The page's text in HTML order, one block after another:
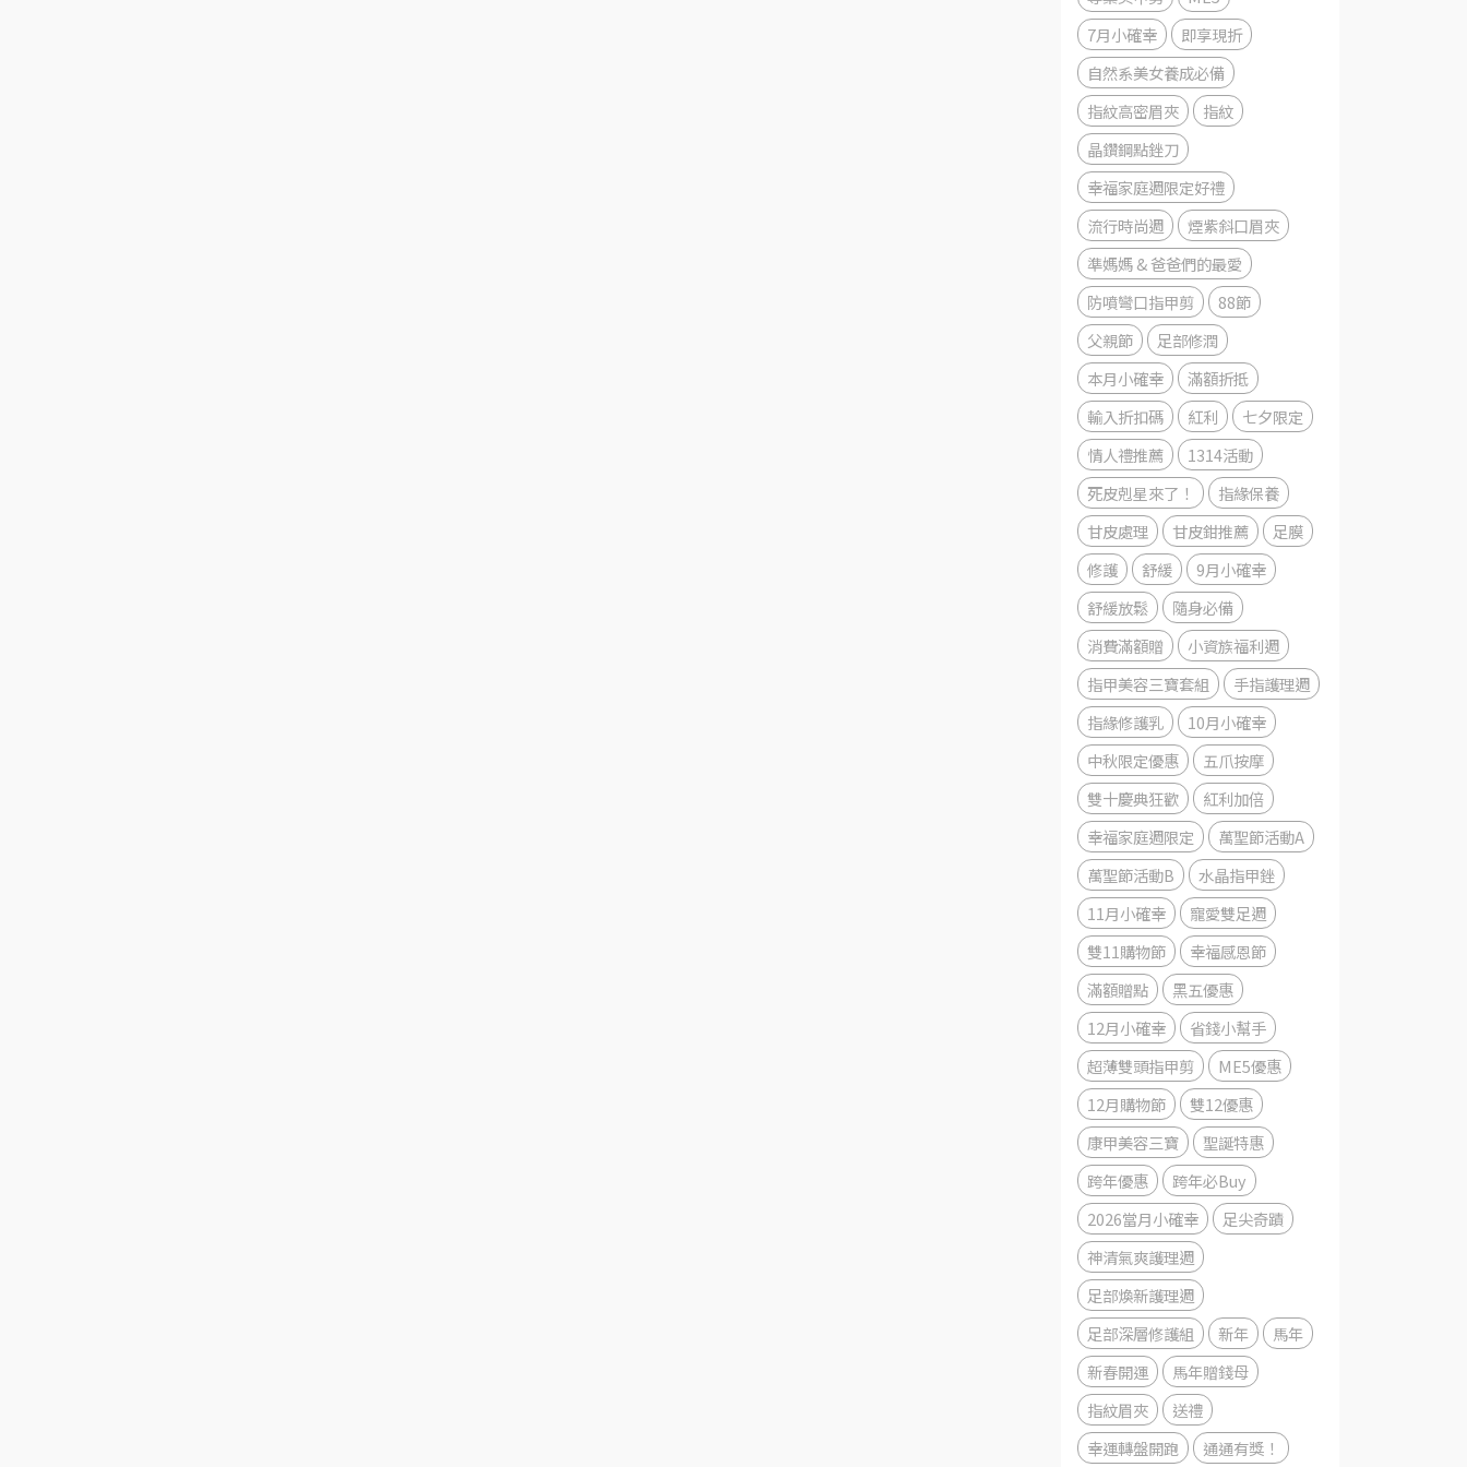
7月小確幸
即享現折
自然系美女養成必備
指紋高密眉夾
指紋
晶鑽鋼點銼刀
幸福家庭週限定好禮
流行時尚週
煙紫斜口眉夾
準媽媽 & 爸爸們的最愛
防噴彎口指甲剪
88節
父親節
足部修潤
本月小確幸
滿額折抵
輸入折扣碼
紅利
七夕限定
情人禮推薦
1314活動
死皮剋星來了！
指緣保養
甘皮處理
甘皮鉗推薦
足膜
修護
舒緩
9月小確幸
舒緩放鬆
隨身必備
消費滿額贈
小資族福利週
指甲美容三寶套組
手指護理週
指緣修護乳
10月小確幸
中秋限定優惠
五爪按摩
雙十慶典狂歡
紅利加倍
幸福家庭週限定
萬聖節活動A
萬聖節活動B
水晶指甲銼
11月小確幸
寵愛雙足週
雙11購物節
幸福感恩節
滿額贈點
黑五優惠
12月小確幸
省錢小幫手
超薄雙頭指甲剪
ME5優惠
12月購物節
雙12優惠
康甲美容三寶
聖誕特惠
跨年優惠
跨年必Buy
2026當月小確幸
足尖奇蹟
神清氣爽護理週
足部煥新護理週
足部深層修護組
新年
馬年
新春開運
馬年贈錢母
指紋眉夾
送禮
幸運轉盤開跑
通通有獎！